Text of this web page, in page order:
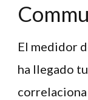
El medidor
ha llegado